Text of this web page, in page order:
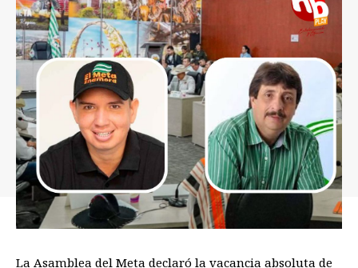
La Asamblea del Meta declaró la vacancia absoluta de